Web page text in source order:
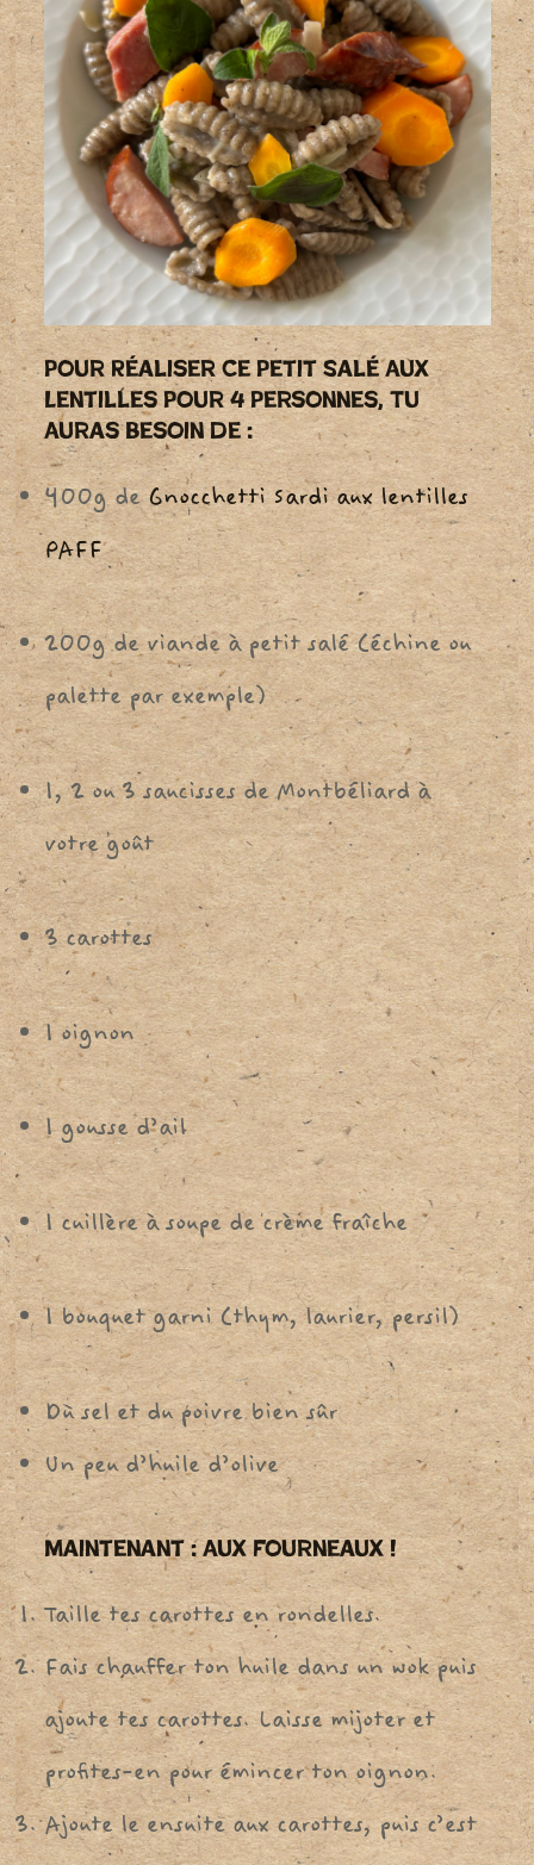
Pour Réaliser Ce Petit Salé Aux
Lentilles Pour 4 Personnes, Tu
Auras Besoin De :
400g deGnocchetti Sardi aux lentilles
PAFF
200g de viande à petit salé (échine ou
palette par exemple)
1, 2 ou 3 saucisses de Montbéliard à
votre goût
3 carottes
1 oignon
1 gousse d’ail
1 cuillère à soupe de crème fraîche
1 bouquet garni (thym, laurier, persil)
Du sel et du poivre bien sûr
Un peu d’huile d’olive
Maintenant : Aux Fourneaux !
Taille tes carottes en rondelles.
Fais chauffer ton huile dans un wok puis
ajoute tes carottes. Laisse mijoter et
profites-en pour émincer ton oignon.
Ajoute le ensuite aux carottes, puis c’est